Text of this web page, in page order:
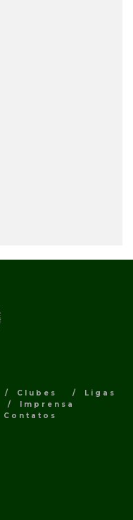
Clubes
Ligas
Imprensa
Contatos